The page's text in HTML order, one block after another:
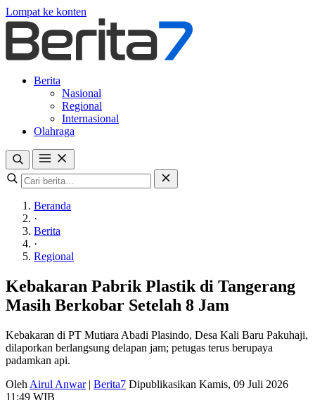
Lompat ke konten
Berita
Nasional
Regional
Internasional
Olahraga
Beranda
·
Berita
·
Regional
Kebakaran Pabrik Plastik di Tangerang
Masih Berkobar Setelah 8 Jam
Kebakaran di PT Mutiara Abadi Plasindo, Desa Kali Baru Pakuhaji,
dilaporkan berlangsung delapan jam; petugas terus berupaya
padamkan api.
Oleh Airul Anwar | Berita7 Dipublikasikan Kamis, 09 Juli 2026
11:49 WIB